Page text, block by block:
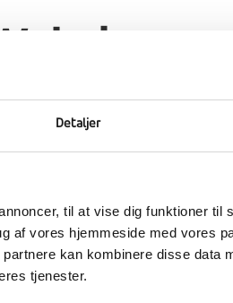
Detaljer
til at vise dig funktioner til
af vores hjemmeside med vores
kan kombinere disse data
tjenester.
Book rundvisning
Efterskolelivet